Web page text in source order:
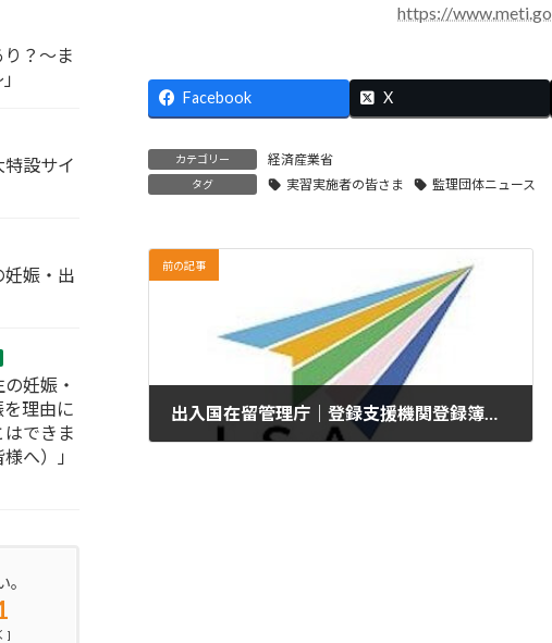
https://
Facebook X
カテゴリー 経済産業省
タグ 実習実施者の皆さま 監理団体ニュース
前の記事
出入国在留管理庁｜登録支援機関登録簿【8件減・7/16…10,463件→10,455件登録】
？～ま
設サイ
妊娠・出
妊娠・
理由に
できま
へ）」
]